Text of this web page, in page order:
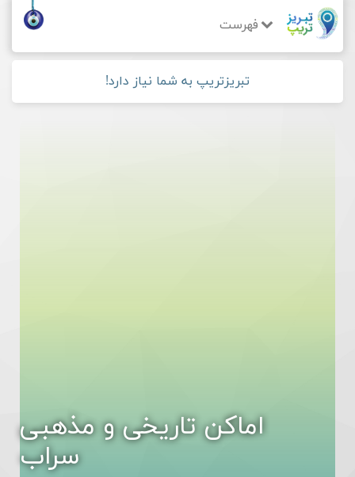
فهرست
تبریزتریپ به شما نیاز دارد!
اماکن تاریخی و مذهبی
سراب